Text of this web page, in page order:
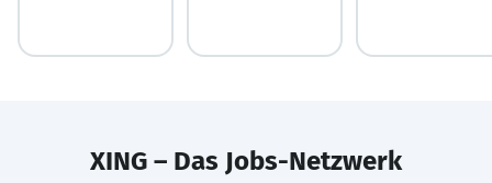
XING – Das Jobs-Netzwerk